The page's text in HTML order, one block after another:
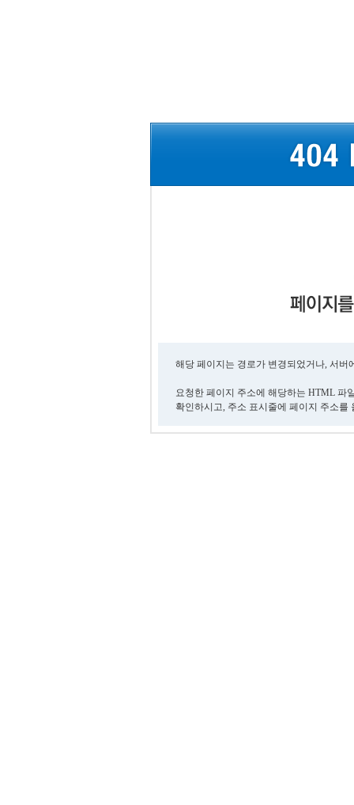
해당 페이지는 경로가 변경되었거나, 서
요청한 페이지 주소에 해당하는 HTML 파
확인하시고, 주소 표시줄에 페이지 주소